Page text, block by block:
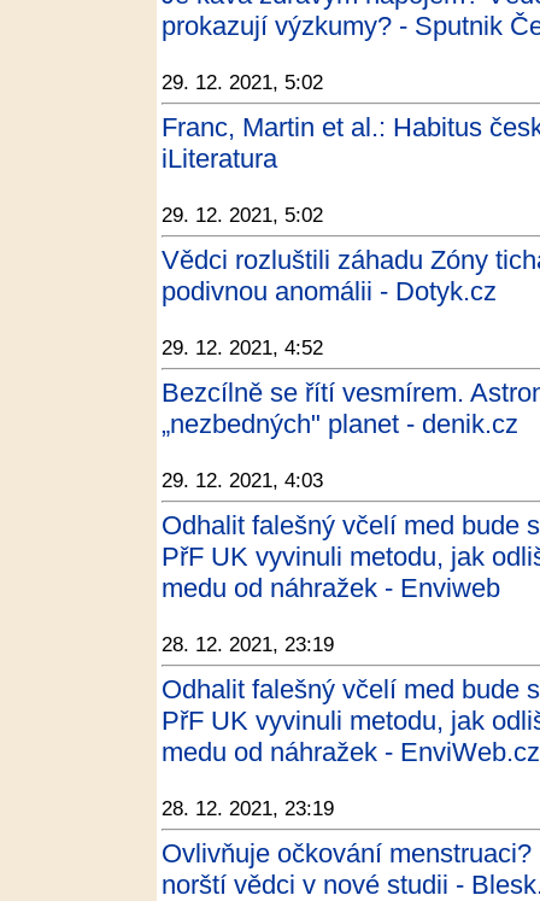
prokazují výzkumy? - Sputnik
29. 12. 2021, 5:02
Franc, Martin et al.: Habitus
iLiteratura
29. 12. 2021, 5:02
Vědci rozluštili záhadu Zóny
podivnou anomálii - Dotyk.cz
29. 12. 2021, 4:52
Bezcílně se řítí vesmírem.
„nezbedných" planet - denik.cz
29. 12. 2021, 4:03
Odhalit falešný včelí med bude
PřF UK vyvinuli metodu, jak
medu od náhražek - Enviweb
28. 12. 2021, 23:19
Odhalit falešný včelí med bude
PřF UK vyvinuli metodu, jak
medu od náhražek -
28. 12. 2021, 23:19
Ovlivňuje očkování
norští vědci v nové studii -